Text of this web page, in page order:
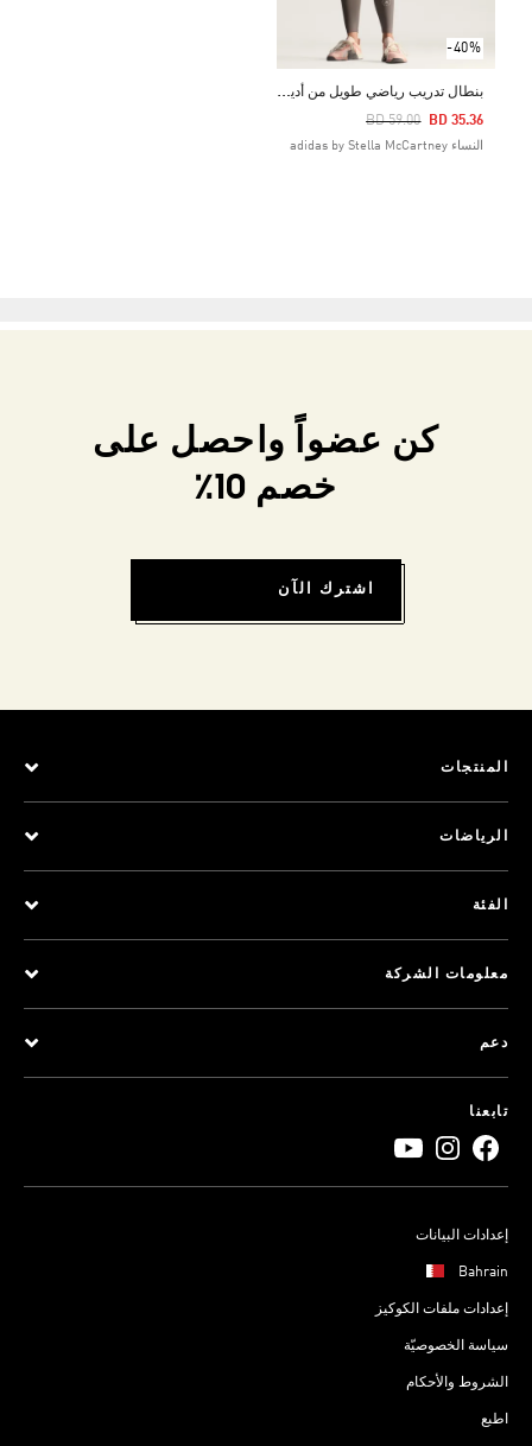
-40%
ب
نطال تدريب رياضي طويل من أديداس من STELLA MCCARTNEY
Price Reduced From
BD 59.00
To BD 35.36
النساء adidas by Stella McCartney
كن عضواً واحصل على
خصم 10٪
اشترك الآن
المنتجات
الرياضات
الفئة
معلومات الشركة
دعم
تابعنا
إعدادات البيانات
Bahrain
إعدادات ملفات الكوكيز
سياسة الخصوصيّة
الشروط والأحكام
اطبع